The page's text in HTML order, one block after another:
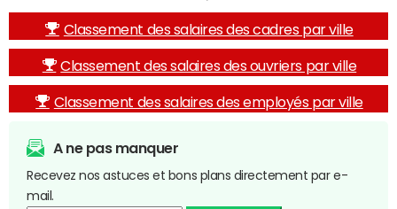
Classement des salaires des cadres par ville
Classement des salaires des ouvriers par ville
Classement des salaires des employés par ville
A ne pas manquer
Recevez nos astuces et bons plans directement par e-
mail.